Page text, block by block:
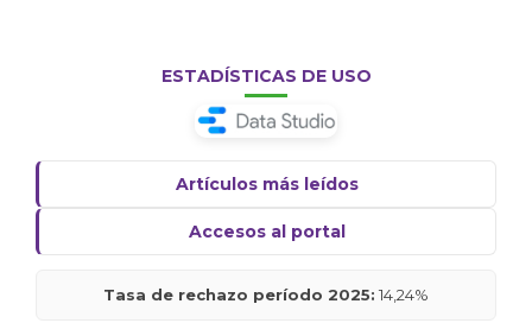
ESTADÍSTICAS DE USO
Artículos más leídos
Accesos al portal
Tasa de rechazo período 2025: 14,24%